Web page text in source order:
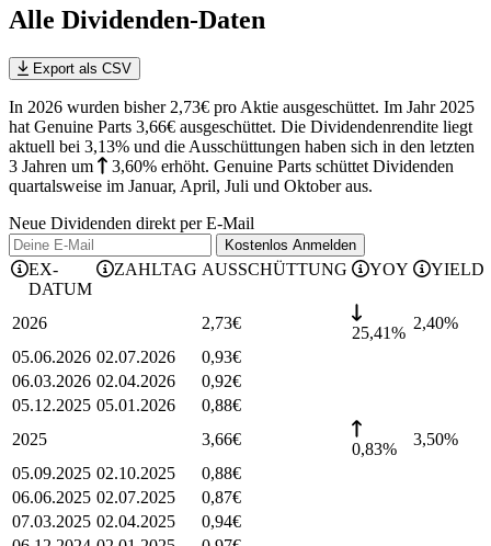
Alle Dividenden-Daten
Export als CSV
In 2026 wurden bisher 2,73€ pro Aktie ausgeschüttet. Im Jahr 2025
hat Genuine Parts 3,66€ ausgeschüttet. Die Dividendenrendite liegt
aktuell bei 3,13% und die Ausschüttungen haben sich in den letzten
3 Jahren um 3,60% erhöht. Genuine Parts schüttet Dividenden
quartalsweise im Januar, April, Juli und Oktober aus.
Neue Dividenden direkt per E-Mail
Kostenlos Anmelden
EX-
DATUM
ZAHLTAG AUSSCHÜTTUNG YOY YIELD
2026 2,73€
25,41%
2,40%
05.06.2026 02.07.2026 0,93€
06.03.2026 02.04.2026 0,92€
05.12.2025 05.01.2026 0,88€
2025
3,66€
0,83%
3,50%
05.09.2025 02.10.2025 0,88€
06.06.2025 02.07.2025 0,87€
07.03.2025 02.04.2025 0,94€